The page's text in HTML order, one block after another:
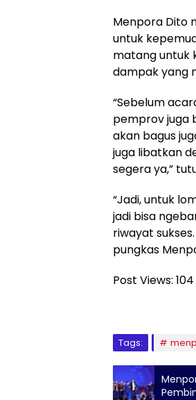
Menpora Dito
untuk
matang untuk
dampak yang
“Sebelum
pemprov juga
akan bagus
juga libatkan
segera ya,”
“Jadi, untuk
jadi bisa
riwayat
pungkas
Post Views: 104
Tags: